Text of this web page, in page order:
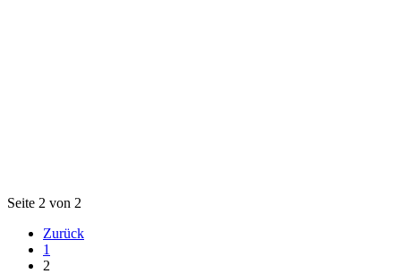
Seite 2 von 2
Zurück
1
2